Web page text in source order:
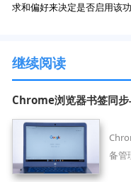
求和偏好来决定是否启用该功
继续阅读
Chrome浏览器书签同
备管